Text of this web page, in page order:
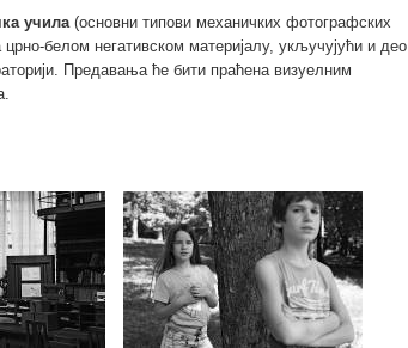
учила (основни типови механичких фотографских
белом негативском материјалу, укључујући и део
Предавања ће бити праћена визуелним